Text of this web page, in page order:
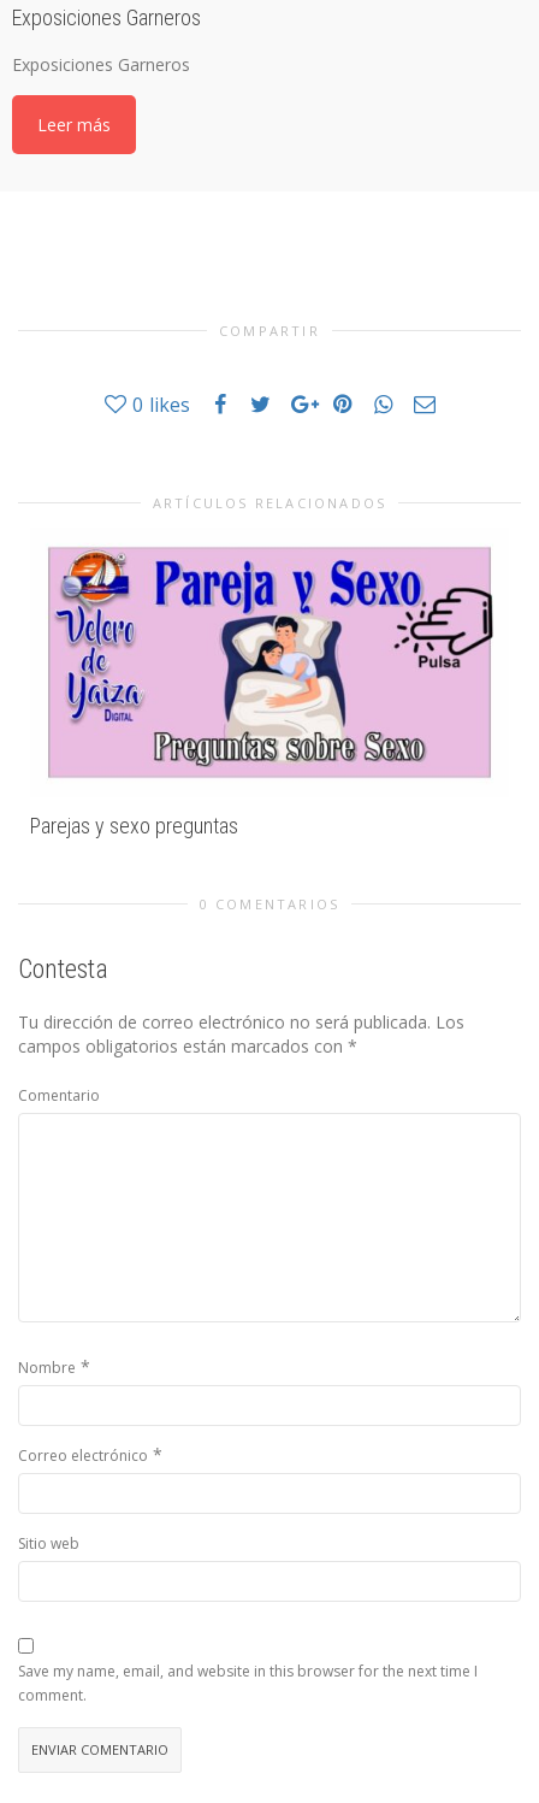
Exposiciones Garneros
Exposiciones Garneros
Leer más
COMPARTIR
0 likes
ARTÍCULOS RELACIONADOS
Parejas y sexo preguntas
0 COMENTARIOS
Contesta
Tu dirección de correo electrónico no será publicada. Los
campos obligatorios están marcados con *
Comentario
Nombre *
Correo electrónico *
Sitio web
Save my name, email, and website in this browser for the next time I
comment.